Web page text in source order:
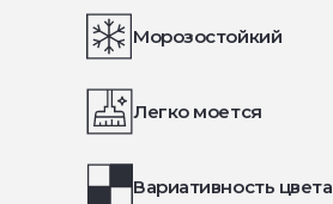
Морозостойкий
Легко моется
Вариативность цвета